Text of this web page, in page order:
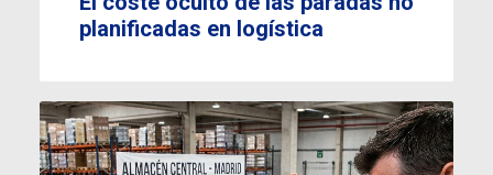
planificadas en logística